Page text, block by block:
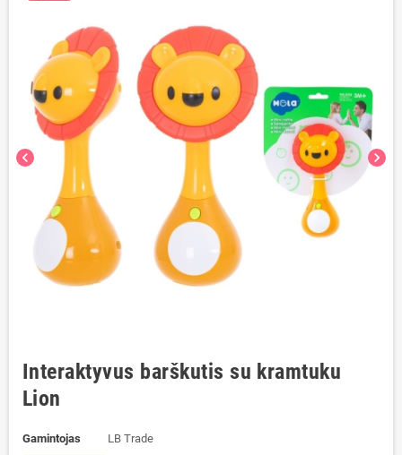
chevron_left chevron_right
Interaktyvus barškutis su kramtuku
Lion
Gamintojas LB Trade